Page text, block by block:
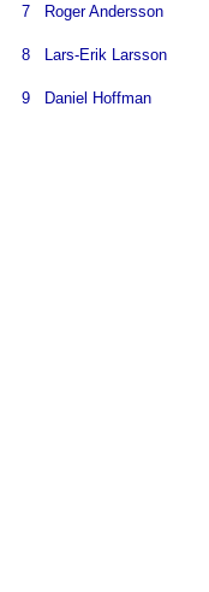
7 Roger Andersson
8 Lars-Erik Larsson
9 Daniel Hoffman